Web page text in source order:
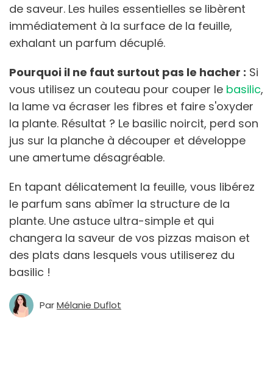
de saveur. Les huiles essentielles se libèrent
immédiatement à la surface de la feuille,
exhalant un parfum décuplé.
Pourquoi il ne faut surtout pas le hacher : Si
vous utilisez un couteau pour couper le basilic,
la lame va écraser les fibres et faire s'oxyder
la plante. Résultat ? Le basilic noircit, perd son
jus sur la planche à découper et développe
une amertume désagréable.
En tapant délicatement la feuille, vous libérez
le parfum sans abîmer la structure de la
plante. Une astuce ultra-simple et qui
changera la saveur de vos pizzas maison et
des plats dans lesquels vous utiliserez du
basilic !
ParMélanie Duflot